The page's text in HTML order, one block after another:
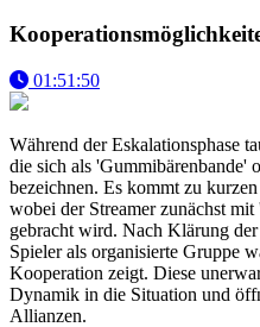
01:51:50
Während der Eskalationsphase
die sich als 'Gummibärenbande'
bezeichnen. Es kommt zu
wobei der Streamer zunächst
gebracht wird. Nach Klärung
Spieler als organisierte Gruppe
Kooperation zeigt. Diese
Dynamik in die Situation und
Allianzen.